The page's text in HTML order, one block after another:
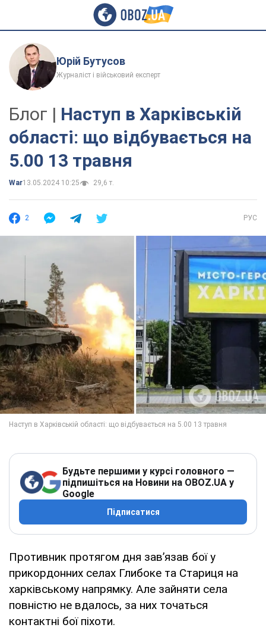
Юрій Бутусов
Журналіст і військовий експерт
Блог | Наступ в Харківській
області: що відбувається на
5.00 13 травня
War13.05.2024 10:25 29,6 т.
2 РУС
Будьте першими у курсі головного —
підпишіться на Новини на OBOZ.UA у
Google
Підписатися
Противник протягом дня завʼязав бої у
прикордонних селах Глибоке та Стариця на
харківському напрямку. Але зайняти села
повністю не вдалось, за них точаться
контактні бої піхоти.